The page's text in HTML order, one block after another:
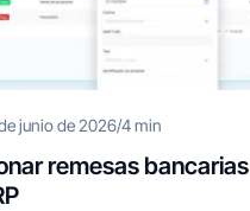
junio de 2026/4 min
remesas bancarias